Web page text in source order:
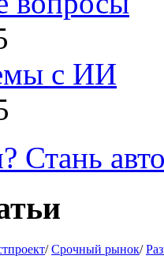
с ИИ
/Срочный рынок/